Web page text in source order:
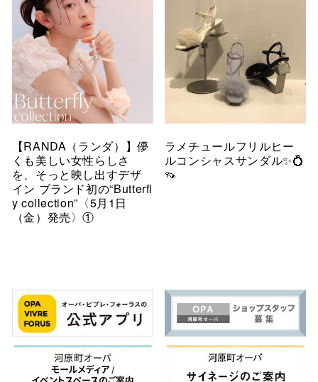
【RANDA（ランダ）】儚
くも美しい女性らしさ
を、そっと映し出すデザ
イン ブランド初の“Butterfl
y collection”〈5月1日
（金）発売〉①
ラメチュールフリルヒー
ルコンシャスサンダル✨💍
👡